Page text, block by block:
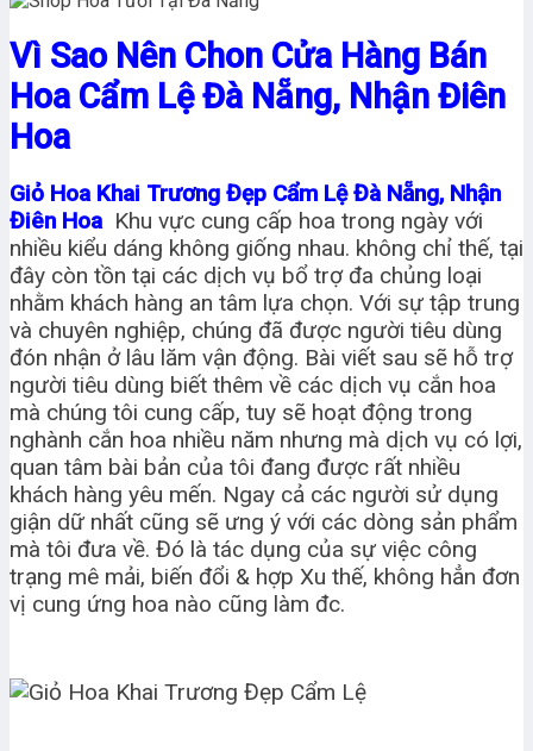
Vì Sao Nên Chon Cửa Hàng Bán
Hoa Cẩm Lệ Đà Nẵng, Nhận Điên
Hoa
Giỏ Hoa Khai Trương Đẹp Cẩm Lệ Đà Nẵng, Nhận
Điên Hoa Khu vực cung cấp hoa trong ngày với
nhiều kiểu dáng không giống nhau. không chỉ thế, tại
đây còn tồn tại các dịch vụ bổ trợ đa chủng loại
nhằm khách hàng an tâm lựa chọn. Với sự tập trung
và chuyên nghiệp, chúng đã được người tiêu dùng
đón nhận ở lâu lăm vận động. Bài viết sau sẽ hỗ trợ
người tiêu dùng biết thêm về các dịch vụ cắn hoa
mà chúng tôi cung cấp, tuy sẽ hoạt động trong
nghành cắn hoa nhiều năm nhưng mà dịch vụ có lợi,
quan tâm bài bản của tôi đang được rất nhiều
khách hàng yêu mến. Ngay cả các người sử dụng
giận dữ nhất cũng sẽ ưng ý với các dòng sản phẩm
mà tôi đưa về. Đó là tác dụng của sự việc công
trạng mê mải, biến đổi & hợp Xu thế, không hẳn đơn
vị cung ứng hoa nào cũng làm đc.